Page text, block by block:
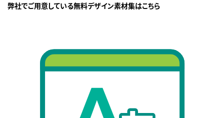
弊社でご用意している無料デザイン素材集はこちら